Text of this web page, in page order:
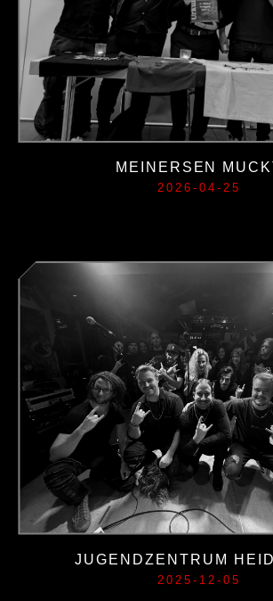
MEINERSEN
2026-04-25
JUGENDZENTRUM
2025-12-05